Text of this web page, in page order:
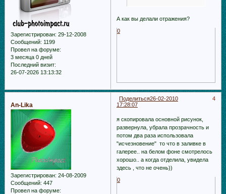
Зарегистрирован: 29-12-2008
Сообщений: 1199
Провел на форуме:
3 месяца 0 дней
Последний визит:
26-07-2026 13:13:32
А как вы делали отражения?
0
Поделиться 4
26-02-2010
17:28:07
An-Lika
Зарегистрирован: 24-08-2009
Сообщений: 447
Провел на форуме:
я скопировала основной рисунок,
развернула, убрала прозрачность и
потом два раза использовала
"исчезновение" то что в заливке в
галерее.. на белом фоне смотрелось
хорошо.. а когда отделила, увидела
здесь , что не очень))
0